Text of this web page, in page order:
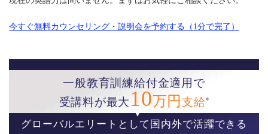
今すぐ無料カウンセリング・説明会を予約する（1分で完了）
一般教育訓練給付金適用で
受講料が最大 10万円支給※
グローバルエリートとして国内外で活躍できる